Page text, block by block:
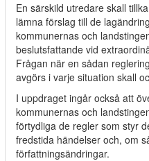
En särskild utredare skall
lämna förslag till de
kommunernas och
beslutsfattande vid
Frågan när en sådan
avgörs i varje situation skall
I uppdraget ingår också att
kommunernas och
förtydliga de regler som styr
fredstida händelser och, om
författningsändringar.